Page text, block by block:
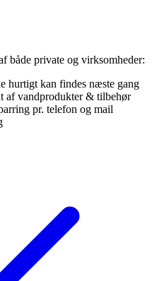
både private og virksomheder:
hurtigt kan findes næste gang
af vandprodukter & tilbehør
pr. telefon og mail